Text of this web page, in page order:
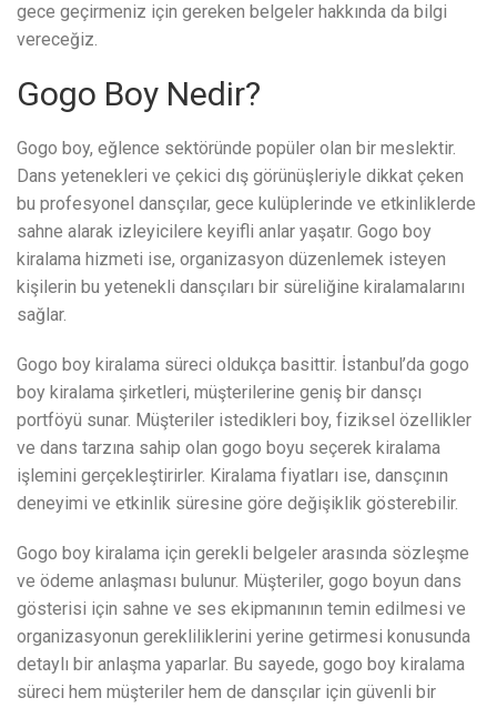
gece geçirmeniz için gereken belgeler hakkında da bilgi
vereceğiz.
Gogo Boy Nedir?
Gogo boy, eğlence sektöründe popüler olan bir meslektir.
Dans yetenekleri ve çekici dış görünüşleriyle dikkat çeken
bu profesyonel dansçılar, gece kulüplerinde ve etkinliklerde
sahne alarak izleyicilere keyifli anlar yaşatır. Gogo boy
kiralama hizmeti ise, organizasyon düzenlemek isteyen
kişilerin bu yetenekli dansçıları bir süreliğine kiralamalarını
sağlar.
Gogo boy kiralama süreci oldukça basittir. İstanbul’da gogo
boy kiralama şirketleri, müşterilerine geniş bir dansçı
portföyü sunar. Müşteriler istedikleri boy, fiziksel özellikler
ve dans tarzına sahip olan gogo boyu seçerek kiralama
işlemini gerçekleştirirler. Kiralama fiyatları ise, dansçının
deneyimi ve etkinlik süresine göre değişiklik gösterebilir.
Gogo boy kiralama için gerekli belgeler arasında sözleşme
ve ödeme anlaşması bulunur. Müşteriler, gogo boyun dans
gösterisi için sahne ve ses ekipmanının temin edilmesi ve
organizasyonun gerekliliklerini yerine getirmesi konusunda
detaylı bir anlaşma yaparlar. Bu sayede, gogo boy kiralama
süreci hem müşteriler hem de dansçılar için güvenli bir